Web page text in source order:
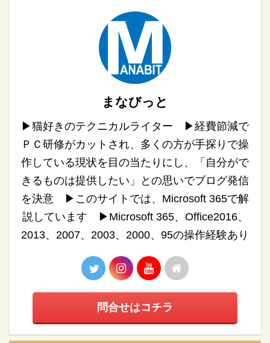
まなびっと
▶︎猫好きのテクニカルライター ▶︎経費節減で
ＰＣ研修がカットされ、多くの方が手探りで操
作している現状を目の当たりにし、「自分がで
きるものは提供したい」との思いでブログ発信
を決意 ▶︎このサイトでは、Microsoft 365で解
説しています ▶︎Microsoft 365、Office2016、
2013、2007、2003、2000、95の操作経験あり
問合せはコチラ